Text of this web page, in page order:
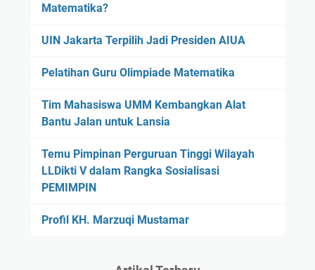
Matematika?
UIN Jakarta Terpilih Jadi Presiden AIUA
Pelatihan Guru Olimpiade Matematika
Tim Mahasiswa UMM Kembangkan Alat
Bantu Jalan untuk Lansia
Temu Pimpinan Perguruan Tinggi Wilayah
LLDikti V dalam Rangka Sosialisasi
PEMIMPIN
Profil KH. Marzuqi Mustamar